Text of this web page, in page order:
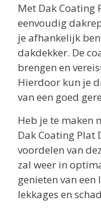
Met Dak Coating
eenvoudig
je afhankelijk
dakdekker. De
brengen en
Hierdoor kun je
van een goed
Heb je te maken
Dak Coating Plat
voordelen van
zal weer in
genieten van
lekkages en